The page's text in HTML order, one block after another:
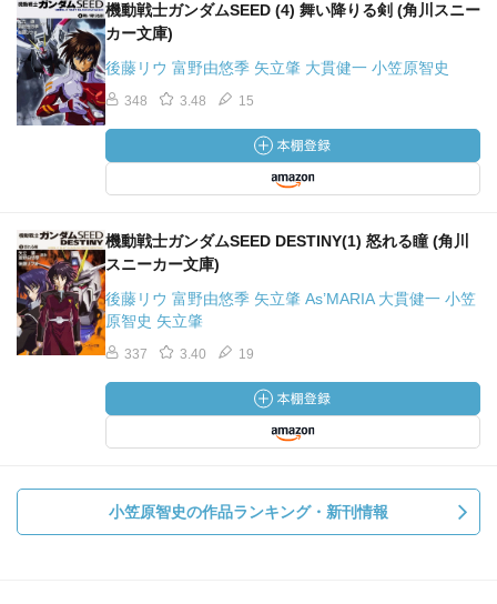
機動戦士ガンダムSEED (4) 舞い降りる剣 (角川スニー
カー文庫)
後藤リウ 富野由悠季 矢立肇 大貫健一 小笠原智史
348 3.48 15
機動戦士ガンダムSEED DESTINY(1) 怒れる瞳 (角川
スニーカー文庫)
後藤リウ 富野由悠季 矢立肇 As’MARIA 大貫健一 小笠
原智史 矢立肇
337 3.40 19
小笠原智史の作品ランキング・新刊情報